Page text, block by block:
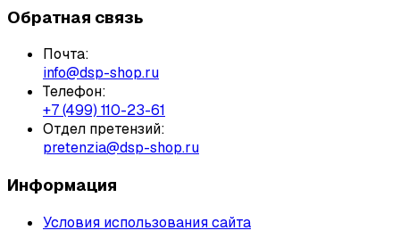
Обратная связь
Почта:
info@dsp-shop.ru
Телефон:
+7 (499) 110-23-61
Отдел претензий:
pretenzia@dsp-shop.ru
Информация
Условия использования сайта